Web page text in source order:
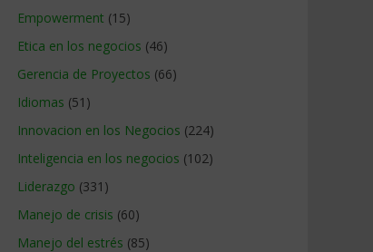
Empowerment (15)
Etica en los negocios (46)
Gerencia de Proyectos (66)
Idiomas (51)
Innovacion en los Negocios (224)
Inteligencia en los negocios (102)
Liderazgo (331)
Manejo de crisis (60)
Manejo del estrés (85)